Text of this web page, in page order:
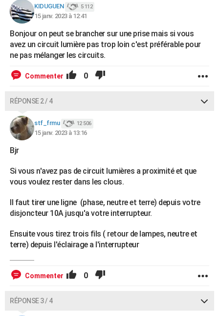
KIDUGUEN 5 112
15 janv. 2023 à 12:41
Bonjour on peut se brancher sur une prise mais si vous
avez un circuit lumière pas trop loin c'est préférable pour
ne pas mélanger les circuits.
Commenter 0
RÉPONSE 2 / 4
stf_frmu 12 506
15 janv. 2023 à 13:16
Bjr
Si vous n'avez pas de circuit lumières a proximité et que
vous voulez rester dans les clous.
Il faut tirer une ligne (phase, neutre et terre) depuis votre
disjoncteur 10A jusqu'a votre interrupteur.
Ensuite vous tirez trois fils ( retour de lampes, neutre et
terre) depuis l'éclairage a l'interrupteur
Commenter 0
RÉPONSE 3 / 4